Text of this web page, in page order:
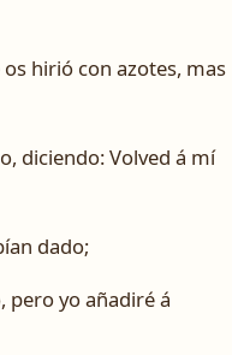
hirió con azotes, mas
diciendo: Volved á mí
dado;
pero yo añadiré á